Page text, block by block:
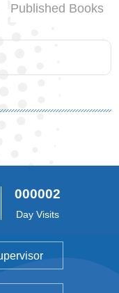
Published Books
000002
Day Visits